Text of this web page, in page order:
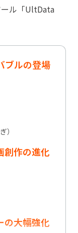
ル「UltData
ブルの登場
）
創作の進化
の大幅強化